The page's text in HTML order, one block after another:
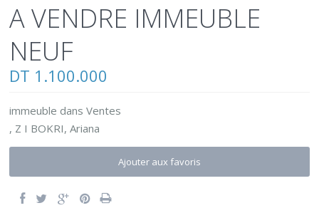
A VENDRE IMMEUBLE
NEUF
DT 1.100.000
immeuble dans Ventes
, Z I BOKRI, Ariana
Ajouter aux favoris